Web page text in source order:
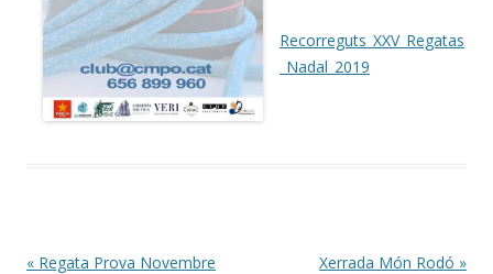
Recorreguts_XXV_Regatas
_Nadal_2019
Post navigation
« Regata Prova Novembre
Xerrada Món Rodó »